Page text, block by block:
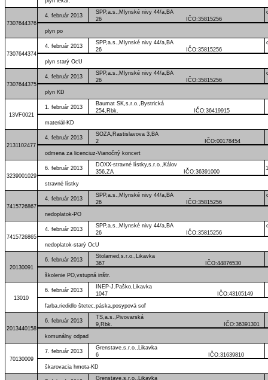
7307644376
4. február 2013
SPP,a.s.,Mlynské nivy 44/a,BA
26 IČO:35815256
plyn po
7307644374
4. február 2013
SPP,a.s.,Mlynské nivy 44/a,BA
26 IČO:35815256
plyn starý OcU
7307644375
4. február 2013
SPP,a.s.,Mlynské nivy 44/a,BA
26 IČO:35815256
plyn KD
13VF0021
1. február 2013
Baumat SK,s.r.o.,Bystrická
254,Rbk. IČO:36419915
materiál-KD
2131102477
4. február 2013
SOZA,Rastislavova 3,BA
2 IČO:00178454
odmena za licenciuz-Vianočný koncert
3239001029
6. február 2013
DOXX-stravné lístky,s.r.o.,Kálov
356,ZA IČO:36391000
stravné lístky
7415726867
4. február 2013
SPP,a.s.,Mlynské nivy 44/a,BA
26 IČO:35815256
nedoplatok-PO
7415726865
4. február 2013
SPP,a.s.,Mlynské nivy 44/a,BA
26 IČO:35815256
nedoplatok-starý OcU
20130091
6. február 2013
Stolamed,s.r.o.,Likavka
367 IČO:44876530
školenie PO,vstupná inštr.
13010
6. február 2013
INEP-J.Paško,Likavka
1047 IČO:43105149
farba,riedidlo štetec,páska,posypová soľ
2013440158
6. február 2013
TS,a.s.,Pivovarská
9,Rbk. IČO:36391301
komunálny odpad
70130009
7. február 2013
Grenstave.s.r.o.,Likavka
6 IČO:31639810
škarovacia hmota-KD
Grenstave.s.r.o.,Likavka